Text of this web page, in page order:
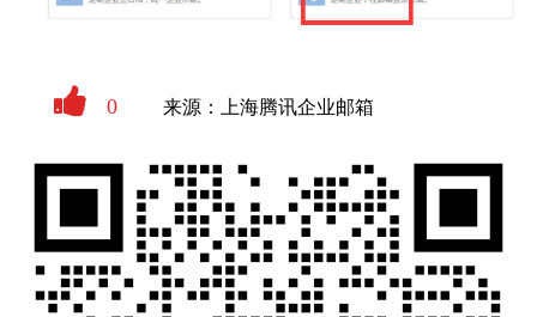
0 来源：上海腾讯企业邮箱